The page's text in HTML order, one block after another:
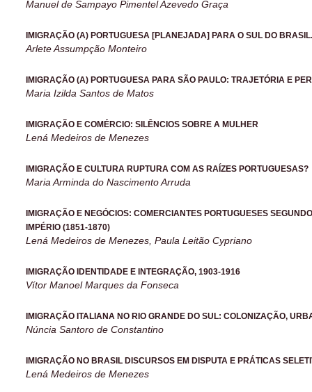
Manuel de Sampayo Pimentel Azevedo Graça
IMIGRAÇÃO (A) PORTUGUESA [PLANEJADA] PARA O SUL DO
Arlete Assumpção Monteiro
IMIGRAÇÃO (A) PORTUGUESA PARA SÃO PAULO: TRAJETÓRIA E
Maria Izilda Santos de Matos
IMIGRAÇÃO E COMÉRCIO: SILÊNCIOS SOBRE A MULHER
Lená Medeiros de Menezes
IMIGRAÇÃO E CULTURA RUPTURA COM AS RAÍZES PORTUGUESAS?
Maria Arminda do Nascimento Arruda
IMIGRAÇÃO E NEGÓCIOS: COMERCIANTES PORTUGUESES
IMPÉRIO (1851-1870)
Lená Medeiros de Menezes, Paula Leitão Cypriano
IMIGRAÇÃO IDENTIDADE E INTEGRAÇÃO, 1903-1916
Vítor Manoel Marques da Fonseca
IMIGRAÇÃO ITALIANA NO RIO GRANDE DO SUL: COLONIZAÇÃO,
Núncia Santoro de Constantino
IMIGRAÇÃO NO BRASIL DISCURSOS EM DISPUTA E PRÁTICAS
Lená Medeiros de Menezes